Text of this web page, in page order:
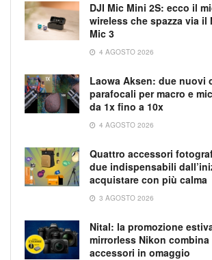
DJI Mic Mini 2S: ecco il
wireless che spazza via il
Mic 3
4 AGOSTO 2026
Laowa Aksen: due nuovi
parafocali per macro e
da 1x fino a 10x
4 AGOSTO 2026
Quattro accessori
due indispensabili
acquistare con più calma
3 AGOSTO 2026
Nital: la promozione
mirrorless Nikon
accessori in omaggio